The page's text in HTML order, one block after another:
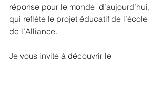
réponse pour le monde  d’aujourd’hui,
qui reflète le projet éducatif de l’école
de l’Alliance.
Je vous invite à découvrir le